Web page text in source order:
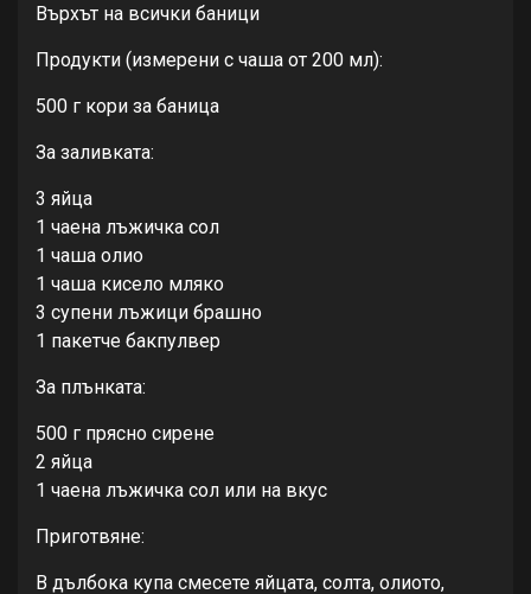
Върхът на всички баници
Продукти (измерени с чаша от 200 мл):
500 г кори за баница
За заливката:
3 яйца
1 чаена лъжичка сол
1 чаша олио
1 чаша кисело мляко
3 супени лъжици брашно
1 пакетче бакпулвер
За плънката:
500 г прясно сирене
2 яйца
1 чаена лъжичка сол или на вкус
Приготвяне:
В дълбока купа смесете яйцата, солта, олиото,